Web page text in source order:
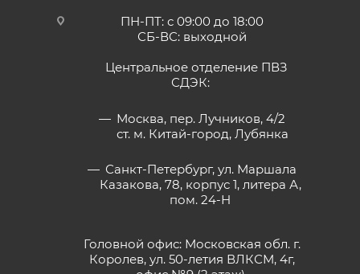
ПН-ПТ: с 09:00 до 18:00
СБ-ВС: выходной
Центральное отделение ПВЗ
СДЭК:
Москва, пер. Лучников, 4/2
ст. м. Китай-город, Лубянка
Санкт-Петербург, ул. Маршала
Казакова, 78, корпус 1, литера А,
пом. 24-Н
Головной офис: Московская обл. г.
Королев, ул. 50-летия ВЛКСМ, 4г,